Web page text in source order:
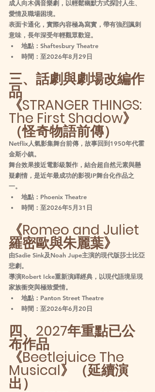
成人向木偶音樂劇，以輕鬆幽默方式探討人生、
愛情及職場困境。
表面卡通化，實際內容極為寫實，帶有強烈諷刺
意味，長年深受年輕觀眾歡迎。
地點：Shaftesbury Theatre
時間：至2026年8月29日
三、話劇與劇場改編作
品
《STRANGER THINGS:
The First Shadow》
（怪奇物語前傳）
Netflix人氣影集舞台前傳，故事回到1950年代霍
金斯小鎮。
舞台效果接近電影級製作，結合超自然元素與懸
疑劇情，是近年最成功的影視IP舞台化作品之
一。
地點：Phoenix Theatre
時間：至2026年5月31日
《Romeo and Juliet
羅密歐與朱麗葉》
由Sadie Sink及Noah Jupe主演的現代版莎士比亞
悲劇。
導演Robert Icke重新演繹經典，以現代語境呈現
家族衝突與極致愛情。
地點：Panton Street Theatre
時間：至2026年6月20日
四、2027年重點已公
布作品
《Beetlejuice The
Musical》（延續演
出）